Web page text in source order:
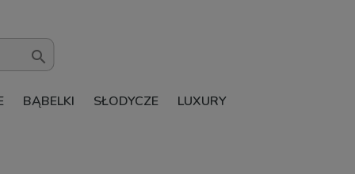

BĄBELKI SŁODYCZE LUXURY